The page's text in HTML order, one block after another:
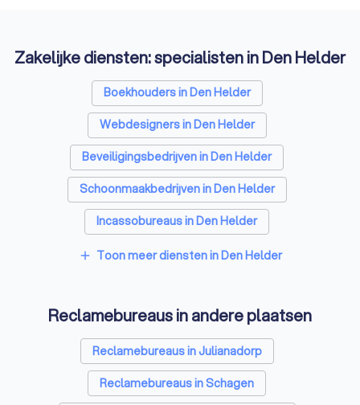
Zakelijke diensten: specialisten in Den Helder
Boekhouders in Den Helder
Webdesigners in Den Helder
Beveiligingsbedrijven in Den Helder
Schoonmaakbedrijven in Den Helder
Incassobureaus in Den Helder
Online marketing bureaus in Den Helder
Vertaalbureaus in Den Helder
SEO-specialisten in Den Helder
Grafisch ontwerpers in Den Helder
add Toon meer diensten in Den Helder
Reclamebureaus in andere plaatsen
Reclamebureaus in Julianadorp
Reclamebureaus in Schagen